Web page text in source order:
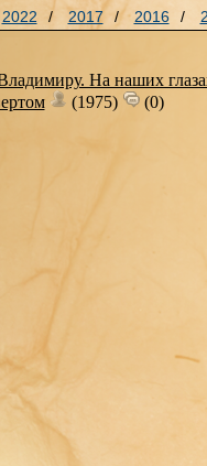
2022 / 2017 / 2016 /
На наших
(1975) (0)